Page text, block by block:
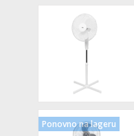
Ponovno na lageru